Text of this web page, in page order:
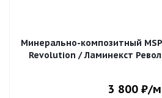
Минерально-композитный
Revolution / Ламинекст
3 800 ₽/м